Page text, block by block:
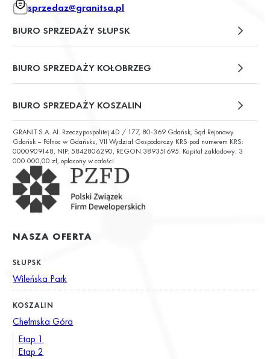
sprzedaz@granitsa.pl
BIURO SPRZEDAŻY SŁUPSK
plac Władysława Broniewskiego 13/u2
BIURO SPRZEDAŻY KOŁOBRZEG
ul. Św. Wojciecha 6
BIURO SPRZEDAŻY KOSZALIN
ul. Chałubińskiego 9
GRANIT S.A. Al. Rzeczypospolitej 4D / 177, 80-369 Gdańsk, Sąd Rejonowy
Gdańsk – Północ w Gdańsku, VII Wydział Gospodarczy KRS pod numerem KRS:
0000909148, NIP: 5842806290, REGON:389351695. Kapitał zakładowy: 3
000 000,00 zł, opłacony w całości
NASZA OFERTA
SŁUPSK
Wileńska Park
KOSZALIN
Chełmska Góra
Etap 1
Etap 2